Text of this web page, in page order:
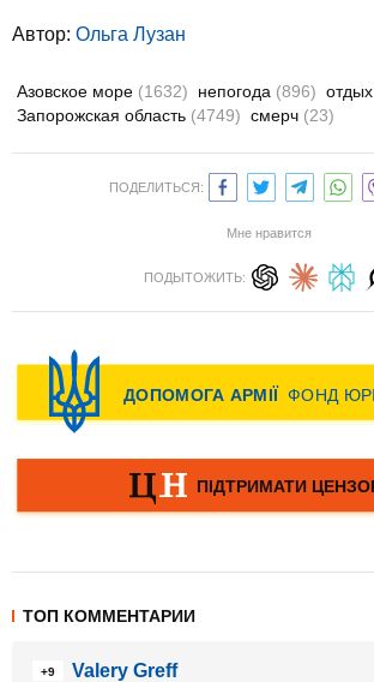
Автор: Ольга Лузан
Азовское море (1632) непогода (896) отдых
Запорожская область (4749) смерч (23)
ПОДЕЛИТЬСЯ:
Мне нравится
ПОДЫТОЖИТЬ:
ТОП КОММЕНТАРИИ
+9
Valery Greff